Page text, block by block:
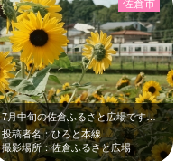
7月中旬の佐倉ふるさと広場です。人の背丈よりも高い沢山の黄色いひまわりが、青空…
投稿者名：ひろと本線
撮影場所：佐倉ふるさと広場
佐倉市